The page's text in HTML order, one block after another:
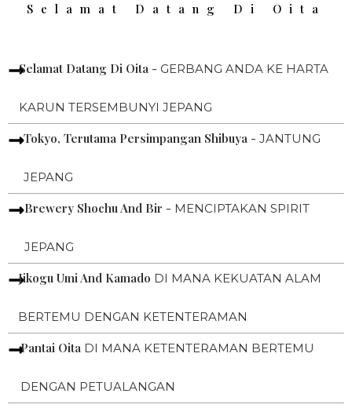
Selamat Datang Di Oita
Selamat Datang Di Oita - GERBANG ANDA KE HARTA
KARUN TERSEMBUNYI JEPANG
Tokyo, Terutama Persimpangan Shibuya -JANTUNG
JEPANG
Brewery Shochu And Bir - MENCIPTAKAN SPIRIT
JEPANG
Jikogu Umi And Kamado DI MANA KEKUATAN ALAM
BERTEMU DENGAN KETENTERAMAN
Pantai Oita DI MANA KETENTERAMAN BERTEMU
DENGAN PETUALANGAN